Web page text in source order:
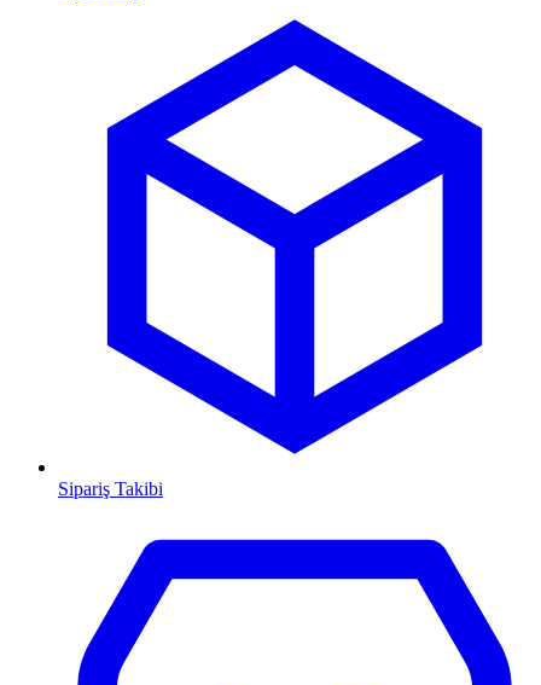
Sipariş Takibi